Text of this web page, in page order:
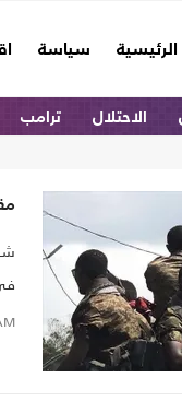
الرئيسية
(current) سياسة
الاحتلال ترامب
مقتل 23 جنديا